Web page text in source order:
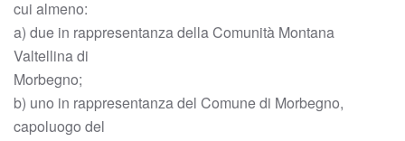
cui almeno:
a) due in rappresentanza della Comunità Montana
Valtellina di
Morbegno;
b) uno in rappresentanza del Comune di Morbegno,
capoluogo del